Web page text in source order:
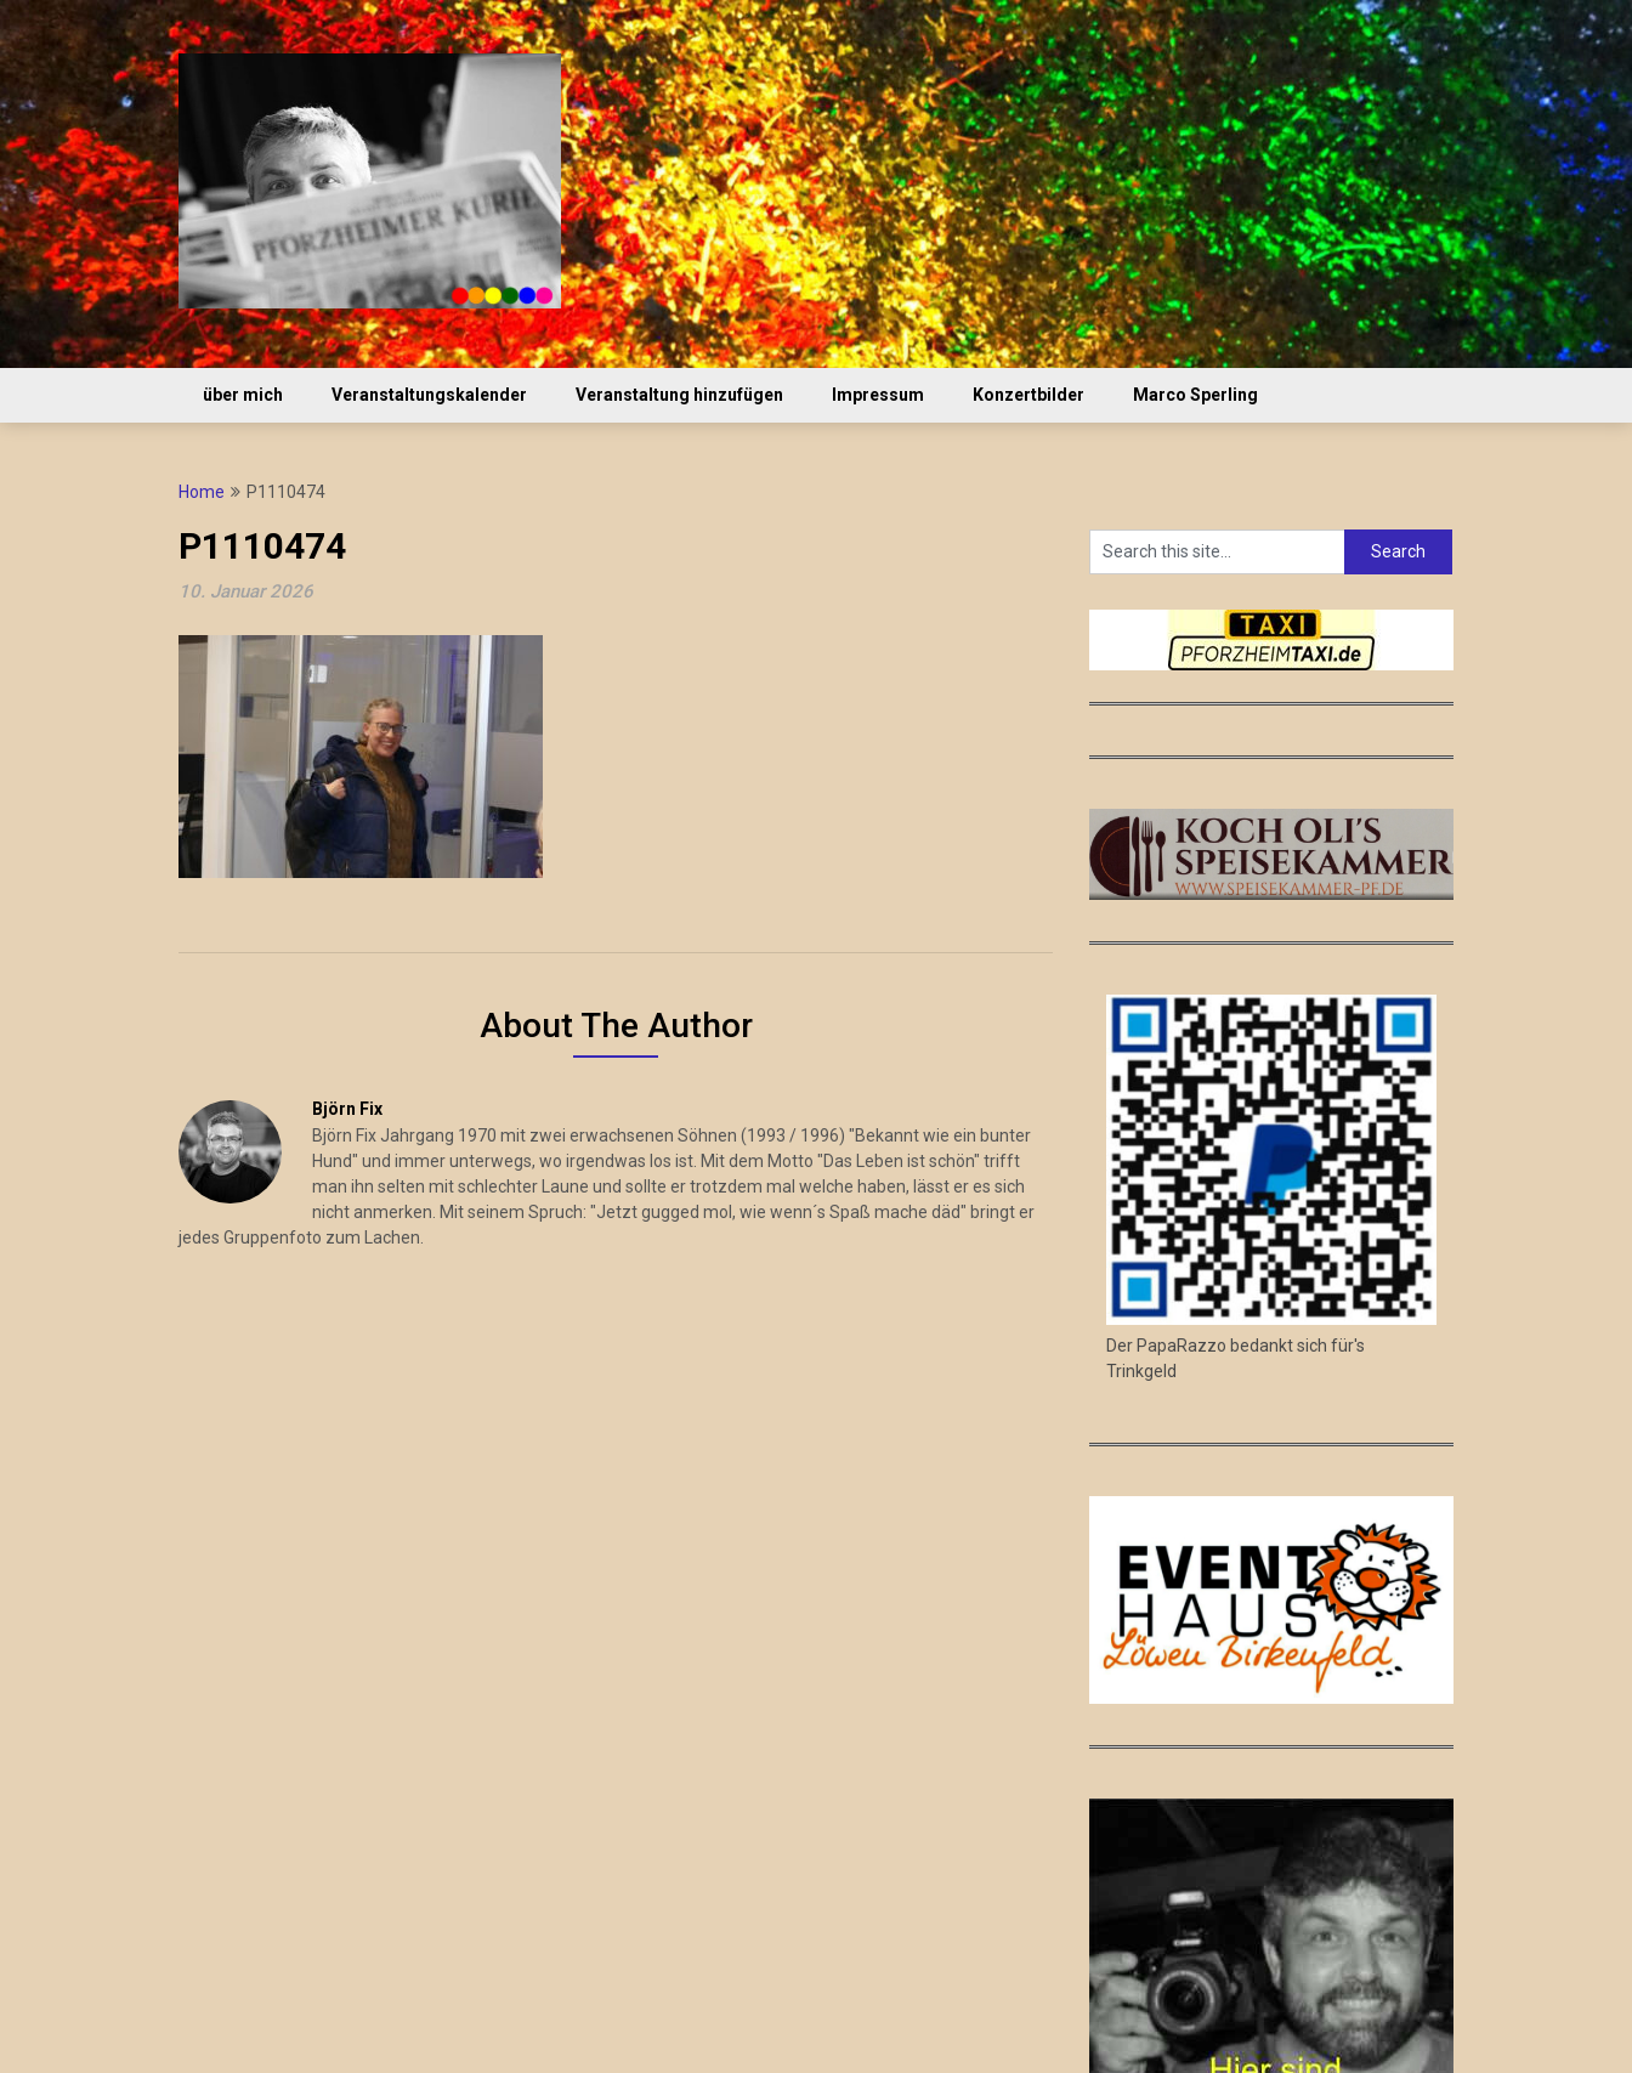
to
content
über mich Veranstaltungskalender Veranstaltung hinzufügen Impressum Konzertbilder Marco Sperling
Home P1110474
P1110474
10. Januar 2026
About The Author
Björn Fix
Björn Fix Jahrgang 1970 mit zwei erwachsenen Söhnen (1993 / 1996) "Bekannt wie ein bunter
Hund" und immer unterwegs, wo irgendwas los ist. Mit dem Motto "Das Leben ist schön" trifft
man ihn selten mit schlechter Laune und sollte er trotzdem mal welche haben, lässt er es sich
nicht anmerken. Mit seinem Spruch: "Jetzt gugged mol, wie wenn´s Spaß mache däd" bringt er
jedes Gruppenfoto zum Lachen.
Der PapaRazzo bedankt sich für's
Trinkgeld